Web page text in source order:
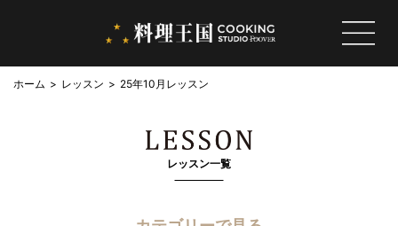
ホーム レッスン 25年10月レッスン
レッスン一覧